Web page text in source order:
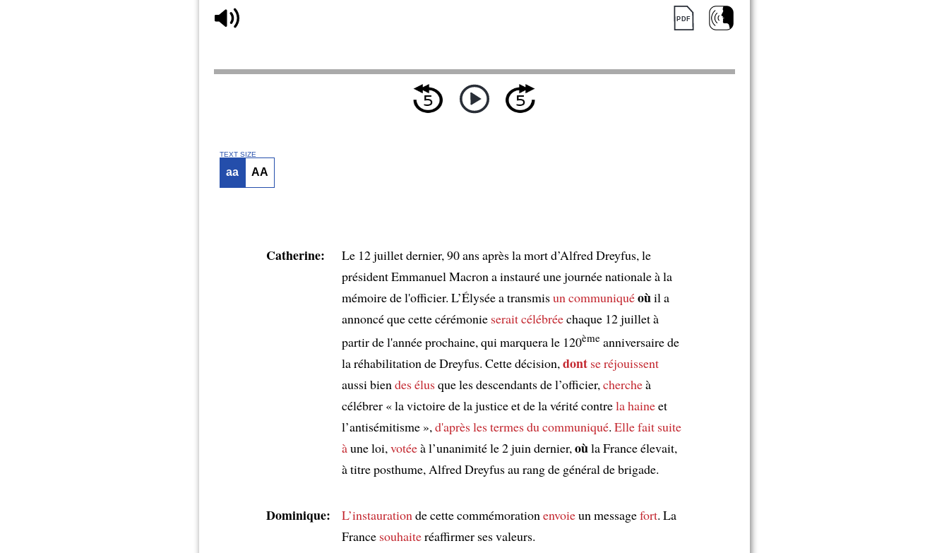
TEXT SIZE
aa AA
Catherine:
Le 12 juillet dernier, 90 ans après la mort d’Alfred Dreyfus, le
président Emmanuel Macron a instauré une journée nationale à la
mémoire de l'officier. L’Élysée a transmisun communiquéoùil a
annoncé que cette cérémonie serait célébréechaque 12 juillet à
partir de l'année prochaine, qui marquera le 120èmeanniversaire de
la réhabilitation de Dreyfus. Cette décision, dontse réjouissent
aussi bien des élusque les descendants de l’officier, chercheà
célébrer « la victoire de la justice et de la vérité contrela haineet
l’antisémitisme », d'après les termes du communiqué. Elle fait suite
àune loi, votéeà l’unanimité le 2 juin dernier, oùla France élevait,
à titre posthume, Alfred Dreyfus au rang de général de brigade.
Dominique: L’instauration de cette commémoration envoieun messagefort. La
France souhaiteréaffirmer ses valeurs.